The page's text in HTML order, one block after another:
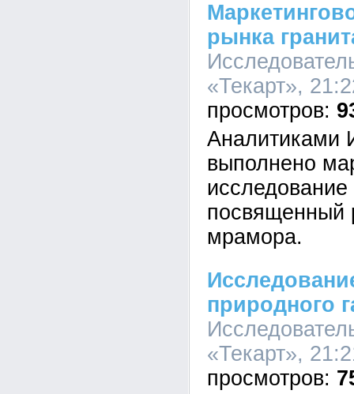
рынка
«Текарт»,
Аналитиками
выполнено
исследование
посвященный
мрамора.
природного
«Текарт»,